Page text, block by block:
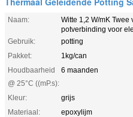
Naam:
Witte 1,2 W/mK
potverbinding voor
Gebruik:
potting
Pakket:
1kg/can
Houdbaarheid
@ 25°C ((mP.s):
6 maanden
Kleur:
grijs
Materiaal:
epoxylijm